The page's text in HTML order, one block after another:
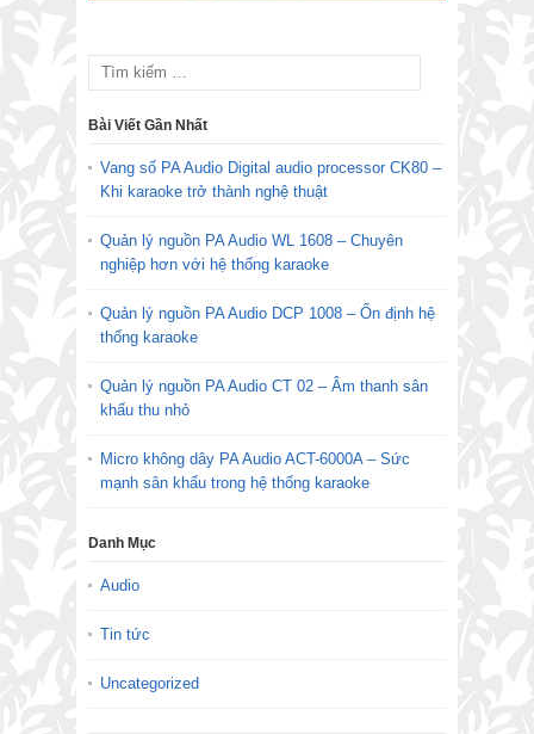
Bài Viết Gần Nhất
Vang số PA Audio Digital audio processor CK80 –
Khi karaoke trở thành nghệ thuật
Quản lý nguồn PA Audio WL 1608 – Chuyên
nghiệp hơn với hệ thống karaoke
Quản lý nguồn PA Audio DCP 1008 – Ổn định hệ
thống karaoke
Quản lý nguồn PA Audio CT 02 – Âm thanh sân
khấu thu nhỏ
Micro không dây PA Audio ACT-6000A – Sức
mạnh sân khấu trong hệ thống karaoke
Danh Mục
Audio
Tin tức
Uncategorized